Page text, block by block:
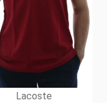
Lacoste